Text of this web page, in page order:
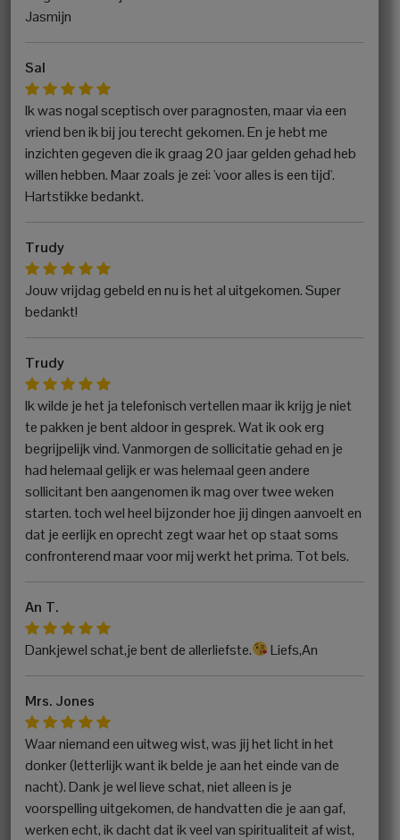
Jasmijn
Sal
Ik was nogal sceptisch over paragnosten, maar via een
vriend ben ik bij jou terecht gekomen. En je hebt me
inzichten gegeven die ik graag 20 jaar gelden gehad heb
willen hebben. Maar zoals je zei: 'voor alles is een tijd'.
Hartstikke bedankt.
Trudy
Jouw vrijdag gebeld en nu is het al uitgekomen. Super
bedankt!
Trudy
Ik wilde je het ja telefonisch vertellen maar ik krijg je niet
te pakken je bent aldoor in gesprek. Wat ik ook erg
begrijpelijk vind. Vanmorgen de sollicitatie gehad en je
had helemaal gelijk er was helemaal geen andere
sollicitant ben aangenomen ik mag over twee weken
starten. toch wel heel bijzonder hoe jij dingen aanvoelt en
dat je eerlijk en oprecht zegt waar het op staat soms
confronterend maar voor mij werkt het prima. Tot bels.
An T.
Dankjewel schat,je bent de allerliefste. Liefs,An
Mrs. Jones
Waar niemand een uitweg wist, was jij het licht in het
donker (letterlijk want ik belde je aan het einde van de
nacht). Dank je wel lieve schat, niet alleen is je
voorspelling uitgekomen, de handvatten die je aan gaf,
werken echt, ik dacht dat ik veel van spiritualiteit af wist,